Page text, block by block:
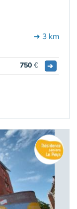
➔ 3 km
750 € ➔